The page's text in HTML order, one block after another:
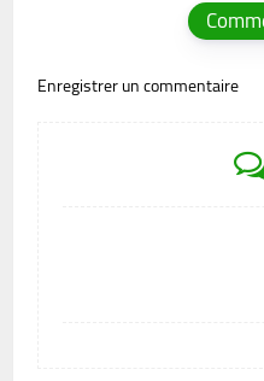
Enregistrer un commentaire